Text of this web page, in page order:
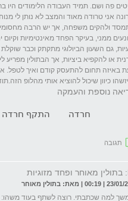
פה ושם. תמיד העבודה הלימודים היו
אני טרודה מאוד והמצב לא נותן לי
ולהקים משפחה, אך יש הרבה
ממני, בעיקר הפחד מאינטימיות וקיום
גם השעון הביולוגי מתקתק וכבר
או להקפיא ביציות, אך הבתולין מפריע
באיזה תחום להתעסק קודם ואיך לטפל.
כיוון שיכול להוציא אותי מהלופ
נוספת והעמקה
חרדה התקף חרדה
תגובה
| מאת: בתולין מאוחר
למה שכתבתי. רוצה לשתף בעוד משהו: